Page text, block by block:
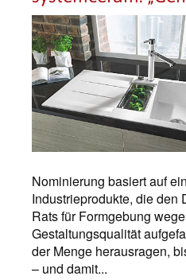
Nominierung basiert auf
Industrieprodukte, die den
Rats für Formgebung
Gestaltungsqualität
der Menge herausragen,
– und damit...